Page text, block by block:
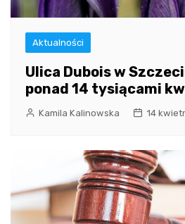
Aktualności
Ulica Dubois w
ponad 14 tysiącami
Kamila Kalinowska 14